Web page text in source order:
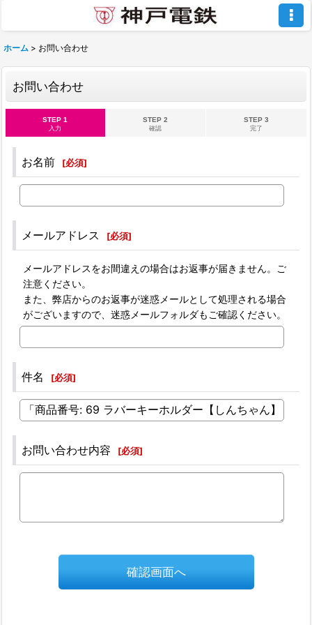
ホーム > お問い合わせ
お問い合わせ
STEP 1
入力
STEP 2
確認
STEP 3
完了
お名前 [必須]
メールアドレス [必須]
メールアドレスをお間違えの場合はお返事が届きません。ご
注意ください。
また、弊店からのお返事が迷惑メールとして処理される場合
がございますので、迷惑メールフォルダもご確認ください。
件名 [必須]
お問い合わせ内容 [必須]
確認画面へ